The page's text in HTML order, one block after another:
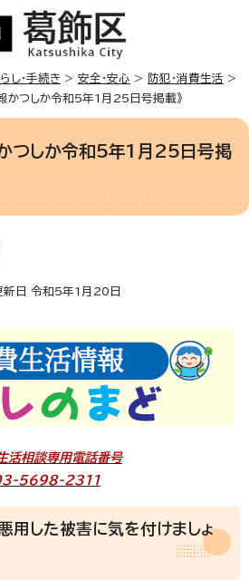
し・手続き > 安全・安心 > 防犯・消費生活 >
かつしか令和5年1月25日号掲載》
かつしか令和5年1月25日号掲
日 令和5年1月20日
活相談専用電話番号
5698-2311
用した被害に気を付けましょ